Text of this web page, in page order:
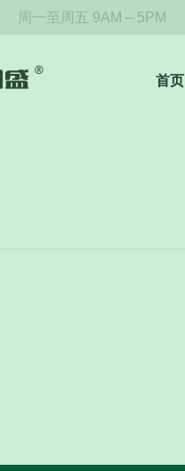
周一至周五 9AM – 5PM
首页